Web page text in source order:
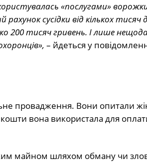
«послугами»
сусідки від кількох
200 тисяч гривень. І лише
– йдеться у
провадження. Вони опитали
вона використала для
майном шляхом обману чи